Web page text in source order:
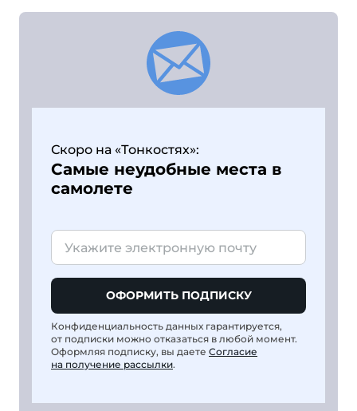
Скоро на «Тонкостях»:
Самые неудобные места в
самолете
ОФОРМИТЬ ПОДПИСКУ
Конфиденциальность данных гарантируется,
от подписки можно отказаться в любой момент.
Оформляя подписку, вы даете Согласие
на получение рассылки.